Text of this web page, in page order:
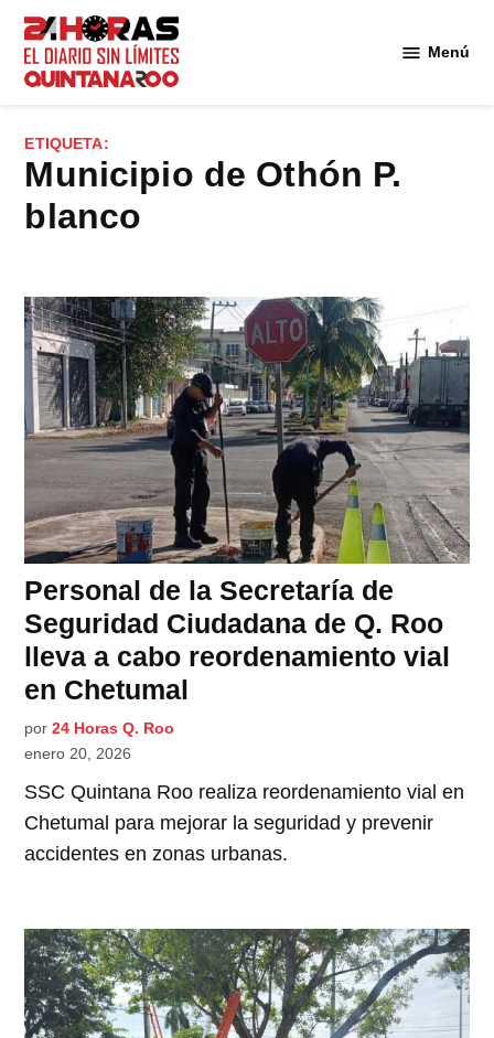
Saltar
contenido
Menú
ETIQUETA:
Municipio de Othón P.
blanco
Personal de la Secretaría de
Seguridad Ciudadana de Q. Roo
lleva a cabo reordenamiento vial
en Chetumal
por 24 Horas Q. Roo
enero 20, 2026
SSC Quintana Roo realiza reordenamiento vial en
Chetumal para mejorar la seguridad y prevenir
accidentes en zonas urbanas.